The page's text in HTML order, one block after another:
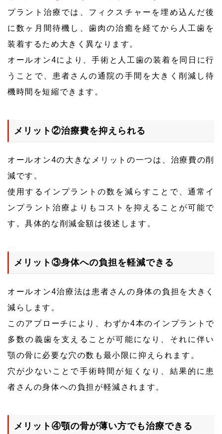
プラント治療では、フィクスチャーを埋め込んだ後
に数ヶ月間待機し、歯肉の治癒を経てから人工歯を
装着するため大きく異なります。
オールオン4により、手術と人工歯の装着を同日に行
うことで、患者さんの通院の手間を大きく削減し待
機時間を短縮できます。
メリット②治療費を抑えられる
オールオン4の大きなメリットの一つは、治療費の削
減です。
使用するインプラントの数を減らすことで、通常イ
ンプラント治療よりもコストを抑えることが可能で
す。具体的な削減金額は後述します。
メリット③身体への負担を軽減できる
オールオン4治療法は患者さんの身体の負担を大きく
減らします。
このアプローチにより、わずか4本のインプラントで
多数の義歯を支えることが可能になり、それに伴い
顎の骨に必要な穴の数も最小限に抑えられます。
穴が少ないことで手術時間が短くなり、結果的に患
者さんの身体への負担が軽減されます。
メリット④顎の骨が薄い方でも治療できる